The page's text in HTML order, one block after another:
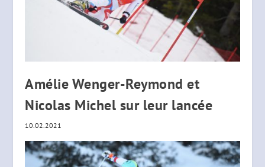
Amélie Wenger-Reymond et
Nicolas Michel sur leur lancée
10.02.2021